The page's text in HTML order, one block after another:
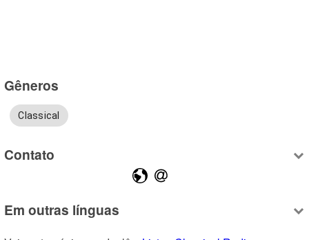
Gêneros
Classical
Contato
Em outras línguas